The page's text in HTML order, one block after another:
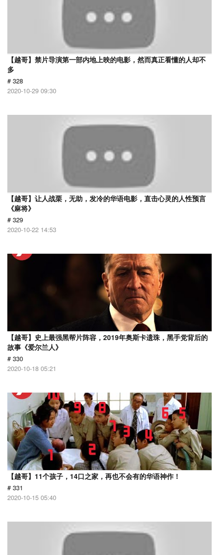
【越哥】禁片导演第一部内地上映的电影，然而真正看懂的人却不
多
# 328
2020-10-29 09:30
【越哥】让人战栗，无助，发冷的华语电影，直击心灵的人性预言
《麻将》
# 329
2020-10-22 14:53
【越哥】史上最强黑帮片阵容，2019年奥斯卡遗珠，黑手党背后的
故事《爱尔兰人》
# 330
2020-10-18 05:21
【越哥】11个孩子，14口之家，再也不会有的华语神作！
# 331
2020-10-15 05:40